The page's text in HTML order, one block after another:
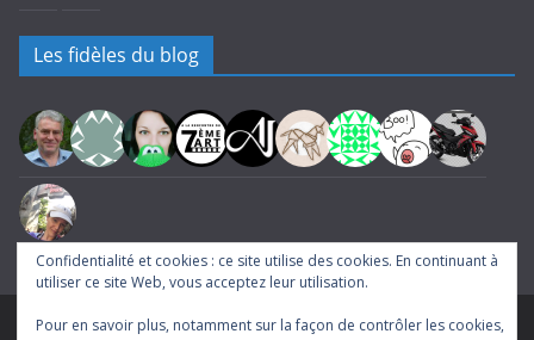
Confidentialité et cookies : ce site utilise des cookies. En continuant à
utiliser ce site Web, vous acceptez leur utilisation.
Pour en savoir plus, notamment sur la façon de contrôler les cookies,
Les fidèles du blog